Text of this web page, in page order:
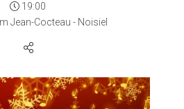
19:00
Jean-Cocteau - Noisiel